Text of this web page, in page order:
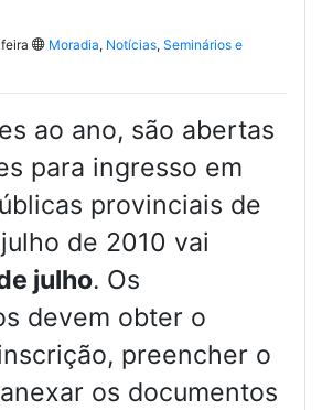
Moradia, Notícias, Seminários e
ao ano, são abertas
para ingresso em
provinciais de
de 2010 vai
julho. Os
devem obter o
preencher o
os documentos